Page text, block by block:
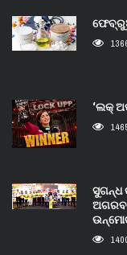
‘ଲକ୍
ସୁଗନ୍ଧ